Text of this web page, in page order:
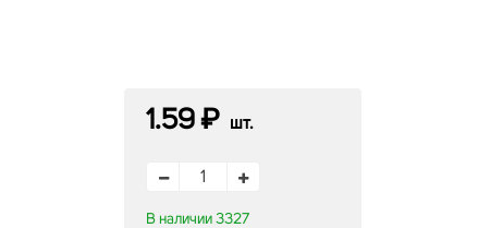
1.59 ₽ шт.
В наличии 3327